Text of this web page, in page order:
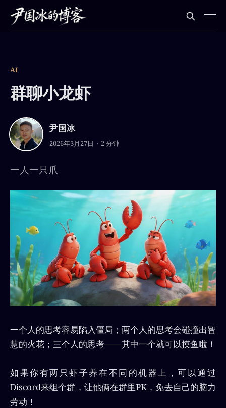
AI
群聊小龙虾
尹国冰
2026年3月27日 2 分钟
一人一只爪
一个人的思考容易陷入僵局；两个人的思考会碰撞出智
慧的火花；三个人的思考——其中一个就可以摸鱼啦！
如果你有两只虾子养在不同的机器上，可以通过
Discord来组个群，让他俩在群里PK，免去自己的脑力
劳动！